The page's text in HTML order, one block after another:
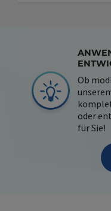
Ob
oder
für Sie!